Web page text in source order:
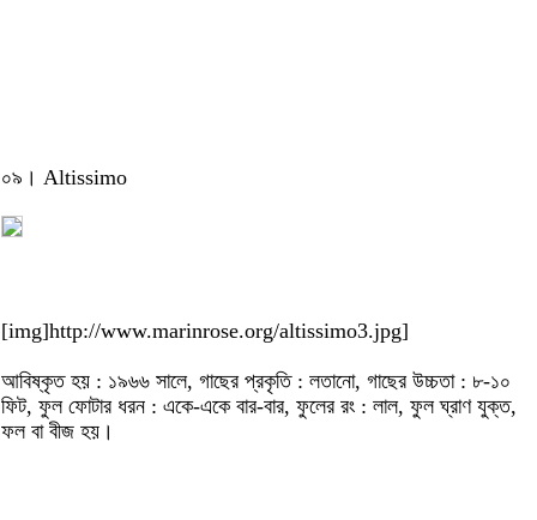
০৯। Altissimo
[img]http://www.marinrose.org/altissimo3.jpg]
আবিষ্কৃত হয় : ১৯৬৬ সালে, গাছের প্রকৃতি : লতানো, গাছের উচ্চতা : ৮-১০
ফিট, ফুল ফোটার ধরন : একে-একে বার-বার, ফুলের রং : লাল, ফুল ঘ্রাণ যুক্ত,
ফল বা বীজ হয়।